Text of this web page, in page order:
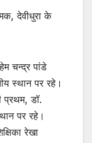
देवीधुरा के
चन्द्र पांडे
स्थान पर रहे।
प्रथम, डॉ.
पर रहे।
रेखा